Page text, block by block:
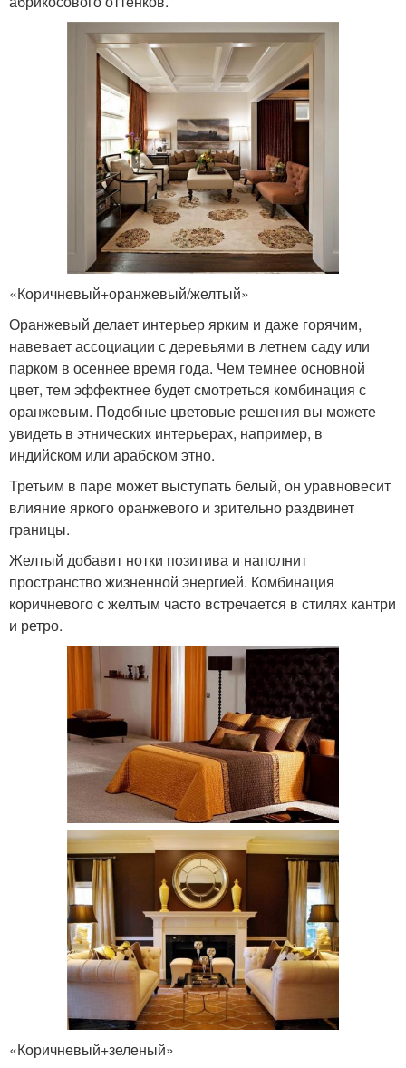
«Коричневый+оранжевый/желтый»
Оранжевый делает интерьер ярким и даже горячим,
навевает ассоциации с деревьями в летнем саду или
парком в осеннее время года. Чем темнее основной
цвет, тем эффектнее будет смотреться комбинация с
оранжевым. Подобные цветовые решения вы можете
увидеть в этнических интерьерах, например, в
индийском или арабском этно.
Третьим в паре может выступать белый, он уравновесит
влияние яркого оранжевого и зрительно раздвинет
границы.
Желтый добавит нотки позитива и наполнит
пространство жизненной энергией. Комбинация
коричневого с желтым часто встречается в стилях кантри
и ретро.
«Коричневый+зеленый»